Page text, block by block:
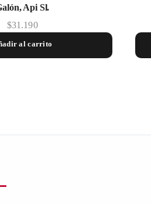
Api Sl.
$31.190
al carrito